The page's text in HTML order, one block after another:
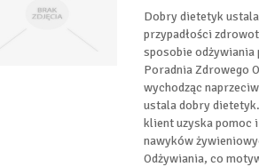
Dobry dietetyk
przypadłości
sposobie
Poradnia Zdrowego
wychodząc
ustala dobry
klient uzyska pomoc
nawyków
Odżywiania, co